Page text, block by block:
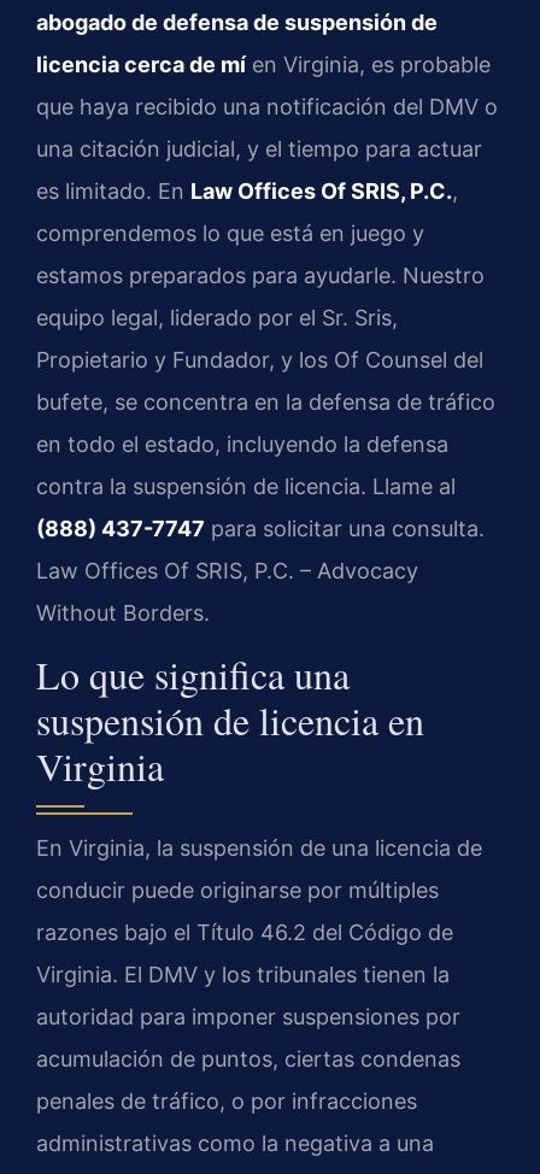
abogado de defensa de suspensión de
licencia cerca de mí en Virginia, es probable
que haya recibido una notificación del DMV o
una citación judicial, y el tiempo para actuar
es limitado. En Law Offices Of SRIS, P.C.,
comprendemos lo que está en juego y
estamos preparados para ayudarle. Nuestro
equipo legal, liderado por el Sr. Sris,
Propietario y Fundador, y los Of Counsel del
bufete, se concentra en la defensa de tráfico
en todo el estado, incluyendo la defensa
contra la suspensión de licencia. Llame al
(888) 437-7747 para solicitar una consulta.
Law Offices Of SRIS, P.C. – Advocacy
Without Borders.
Lo que significa una
suspensión de licencia en
Virginia
En Virginia, la suspensión de una licencia de
conducir puede originarse por múltiples
razones bajo el Título 46.2 del Código de
Virginia. El DMV y los tribunales tienen la
autoridad para imponer suspensiones por
acumulación de puntos, ciertas condenas
penales de tráfico, o por infracciones
administrativas como la negativa a una